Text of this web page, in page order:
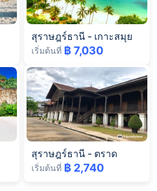
สุราษฎร์ธานี - เกาะสมุย
เริ่มต้นที่ ฿ 7,030
สุราษฎร์ธานี - ตราด
เริ่มต้นที่ ฿ 2,740